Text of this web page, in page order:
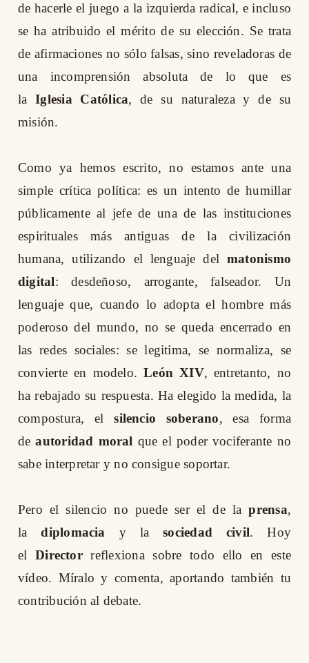
de hacerle el juego a la izquierda radical, e incluso
se ha atribuido el mérito de su elección. Se trata
de afirmaciones no sólo falsas, sino reveladoras de
una incomprensión absoluta de lo que es
la
Iglesia Católica, de su naturaleza y de su
misión.
Como ya hemos escrito, no estamos ante una
simple crítica política: es un intento de humillar
públicamente al jefe de una de las instituciones
espirituales más antiguas de la civilización
humana, utilizando el lenguaje del matonismo
digital: desdeñoso, arrogante, falseador. Un
lenguaje que, cuando lo adopta el hombre más
poderoso del mundo, no se queda encerrado en
las redes sociales: se legitima, se normaliza, se
convierte en modelo. León XIV, entretanto, no
ha rebajado su respuesta. Ha elegido la medida, la
compostura, el
silencio soberano, esa forma
de autoridad moral que el poder vociferante no
sabe interpretar y no consigue soportar.
Pero el silencio no puede ser el de la prensa,
la
diplomacia y la sociedad civil. Hoy
el
Director reflexiona sobre todo ello en este
vídeo. Míralo y comenta, aportando también tu
contribución al debate.